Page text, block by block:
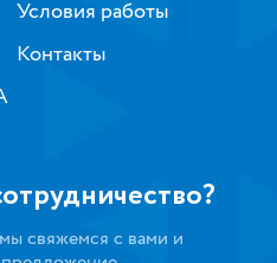
Условия работы
Контакты
свяжемся с вами и